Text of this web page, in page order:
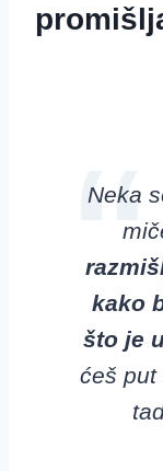
Neka
kako
što je
ćeš put